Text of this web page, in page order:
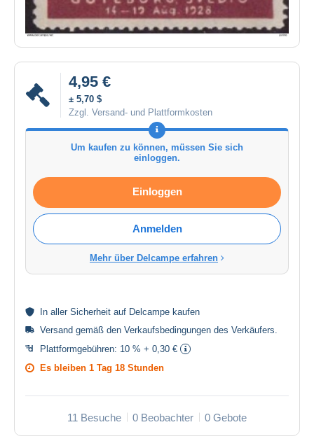
4,95 €
± 5,70 $
Zzgl. Versand- und Plattformkosten
Um kaufen zu können, müssen Sie sich
einloggen.
Einloggen
Anmelden
Mehr über Delcampe erfahren
In aller Sicherheit auf Delcampe kaufen
Versand gemäß den Verkaufsbedingungen des Verkäufers
Plattformgebühren: 10 % + 0,30 €
Es bleiben 1 Tag 18 Stunden
11 Besuche 0 Beobachter 0 Gebote